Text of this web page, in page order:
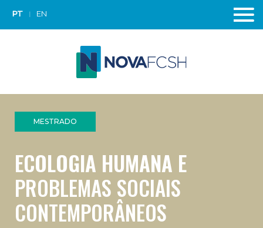
PT EN
MESTRADO
ECOLOGIA HUMANA E
PROBLEMAS SOCIAIS
CONTEMPORÂNEOS